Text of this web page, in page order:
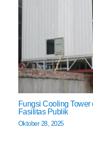
Fungsi Cooling
Fasilitas Publik
Oktober 28, 2025